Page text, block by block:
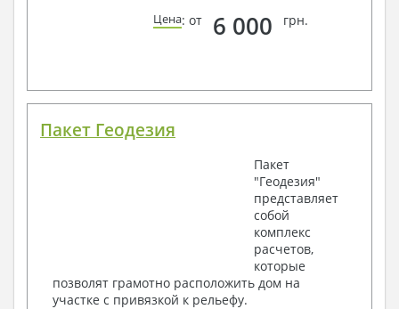
Цена: от 6 000 грн.
Пакет Геодезия
Пакет
"Геодезия"
представляет
собой
комплекс
расчетов,
которые
позволят грамотно расположить дом на
участке с привязкой к рельефу.